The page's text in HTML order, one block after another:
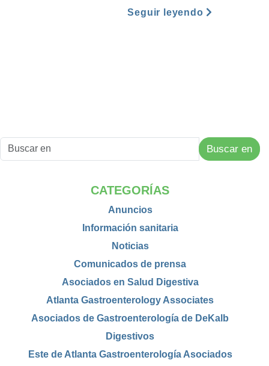
Seguir leyendo
Buscar en
CATEGORÍAS
Anuncios
Información sanitaria
Noticias
Comunicados de prensa
Asociados en Salud Digestiva
Atlanta Gastroenterology Associates
Asociados de Gastroenterología de DeKalb
Digestivos
Este de Atlanta Gastroenterología Asociados